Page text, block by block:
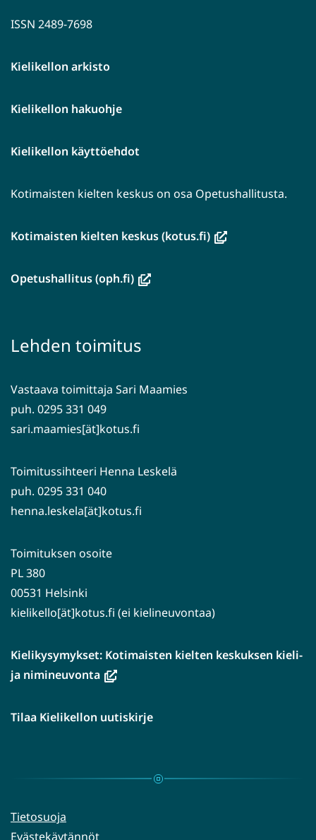
ISSN 2489-7698
Kielikellon arkisto
Kielikellon hakuohje
Kielikellon käyttöehdot
Kotimaisten kielten keskus on osa Opetushallitusta.
Kotimaisten kielten keskus (kotus.fi)(avautuu
Opetushallitus (oph.fi)(avautuu
toiseen
Lehden toimitus
Vastaava toimittaja Sari Maamies
puh. 0295 331 049
sari.maamies[ät]kotus.fi
Toimitussihteeri Henna Leskelä
puh. 0295 331 040
henna.leskela[ät]kotus.fi
Toimituksen osoite
PL 380
00531 Helsinki
kielikello[ät]kotus.fi (ei kielineuvontaa)
Kielikysymykset: Kotimaisten kielten keskuksen kieli-
ja nimineuvonta(avautuu
ikkunaan,
palveluun)
Tilaa Kielikellon uutiskirje
Tietosuoja
Evästekäytännöt